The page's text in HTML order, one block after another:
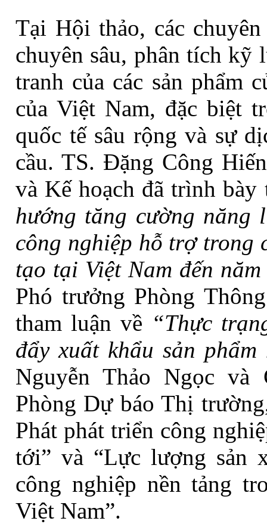
Tại Hội thảo, các
chuyên sâu, phân tích kỹ
tranh của các sản phẩm
của Việt Nam, đặc biệt
quốc tế sâu rộng và sự
cầu. TS. Đặng Công Hiến
và Kế hoạch đãtrình bày
hướng tăng cường năng
công nghiệp hỗ trợ trong
tạo tại Việt Nam đến
Phó trưởng Phòng T
tham luận về “Thực
đẩyxuất khẩu sản phẩm
Nguyễn Thảo Ngọc và
Phòng Dự báo Thị
Phát phát triển công
tới” và “Lực lượng sản
công nghiệp nền tảng
Việt Nam”.